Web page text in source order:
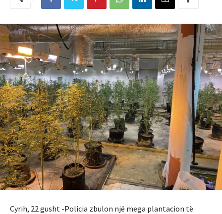
Cyrih, 22 gusht -Policia zbulon një mega plantacion të